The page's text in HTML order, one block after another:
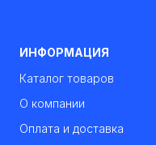
ИНФОРМАЦИЯ
Каталог товаров
О компании
Оплата и доставка